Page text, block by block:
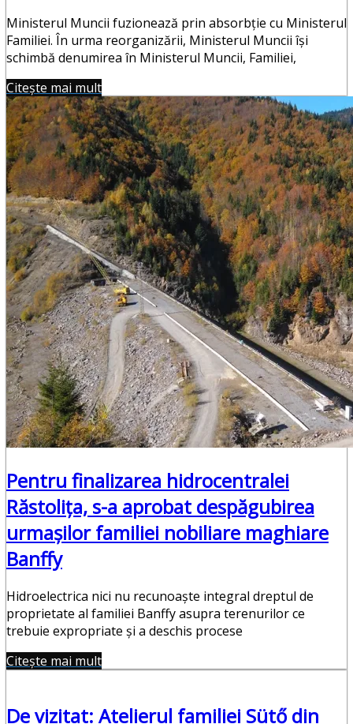
Ministerul Muncii fuzionează prin absorbţie cu Ministerul
Familiei. În urma reorganizării, Ministerul Muncii îşi
schimbă denumirea în Ministerul Muncii, Familiei,
Citește mai mult
Pentru finalizarea hidrocentralei
Răstolița, s-a aprobat despăgubirea
urmașilor familiei nobiliare maghiare
Banffy
Hidroelectrica nici nu recunoaște integral dreptul de
proprietate al familiei Banffy asupra terenurilor ce
trebuie expropriate și a deschis procese
Citește mai mult
De vizitat: Atelierul familiei Sütő din